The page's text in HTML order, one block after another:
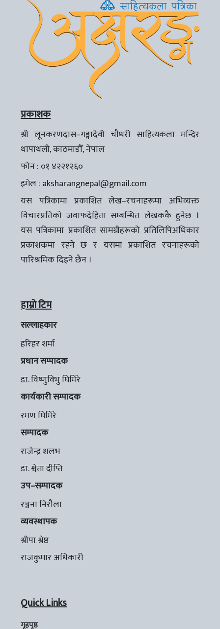
प्रकाशक
श्री लूनकरणदास–गङ्गादेवी चौधरी साहित्यकला मन्दिर
थापाथली, काठमाडौँ, नेपाल
फोन : ०१ ४२२१२६०
इमेल : aksharangnepal@gmail.com
यस पत्रिकामा प्रकाशित लेख–रचनाहरूमा अभिव्यक्त
विचारप्रतिको जवाफदेहिता सम्बन्धित लेखककै हुनेछ ।
यस पत्रिकामा प्रकाशित सामग्रीहरूको प्रतिलिपिअधिकार
प्रकाशकमा रहने छ र यसमा प्रकाशित रचनाहरूको
पारिश्रमिक दिइने छैन ।
हाम्रो टिम
सल्लाहकार
हरिहर शर्मा
प्रधान सम्पादक
डा. विष्णुविभु घिमिरे
कार्यकारी सम्पादक
रमण घिमिरे
सम्पादक
राजेन्द्र शलभ
डा. श्वेता दीप्ति
उप–सम्पादक
रञ्जना निरौला
व्यवस्थापक
श्रीपा श्रेष्ठ
राजकुमार अधिकारी
Quick Links
गृहपृष्ठ